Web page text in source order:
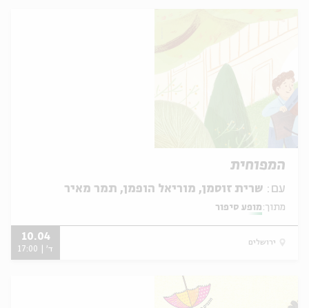
המפוחית
עם:
מתוך: מופע סיפור
ירושלים
10.04
ד' | 17:00